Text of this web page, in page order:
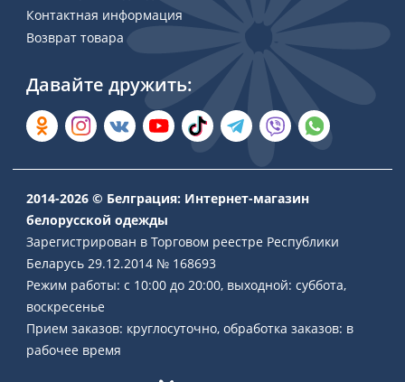
Контактная информация
Возврат товара
Давайте дружить:
2014-2026 © Белграция: Интернет-магазин
белорусской одежды
Зарегистрирован в Торговом реестре Республики
Беларусь 29.12.2014 № 168693
Режим работы: с 10:00 до 20:00, выходной: суббота,
воскресенье
Прием заказов: круглосуточно, обработка заказов: в
рабочее время